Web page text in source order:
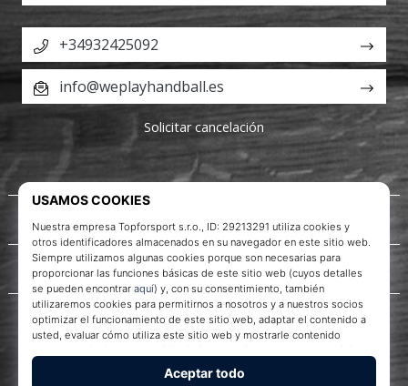
Acerca de nosotros
Servicio al cliente
+34932425092
info@weplayhandball.es
Solicitar cancelación